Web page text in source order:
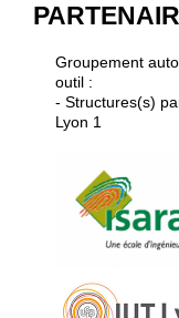
Groupement
outil :
- Structures(s)
Lyon 1